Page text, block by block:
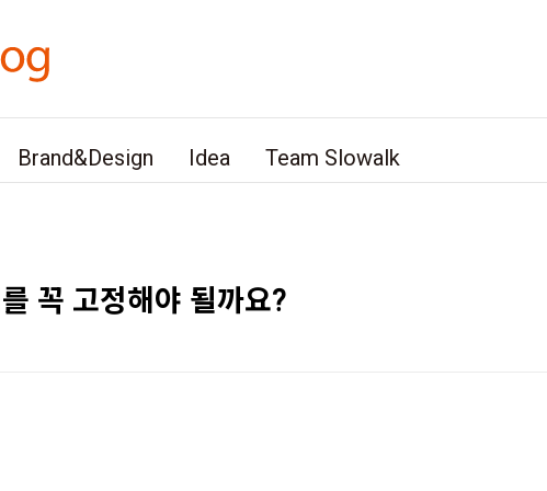
Brand&Design Idea Team Slowalk
꼭 고정해야 될까요?